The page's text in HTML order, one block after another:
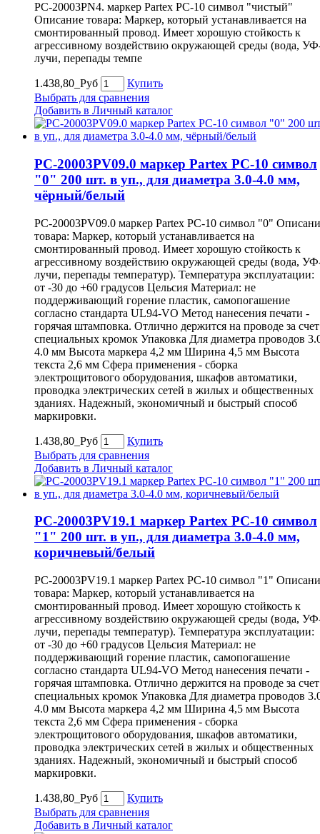
PC-20003PN4. маркер Partex PC-10 символ "чистый"
Описание товара: Маркер, который устанавливается на
смонтированный провод. Имеет хорошую стойкость к
агрессивному воздействию окружающей среды (вода,
лучи, перепады темпе
1.438,80_Руб
Купить
Выбрать для сравнения
Добавить в Личный каталог
PC-20003PV09.0 маркер Partex PC-10 символ
"0" 200 шт. в уп., для диаметра 3.0-4.0 мм,
чёрный/белый
PC-20003PV09.0 маркер Partex PC-10 символ "0"
товара: Маркер, который устанавливается на
смонтированный провод. Имеет хорошую стойкость к
агрессивному воздействию окружающей среды (вода,
лучи, перепады температур). Температура эксплуатации:
от -30 до +60 градусов Цельсия Материал: не
поддерживающий горение пластик, самопогашение
согласно стандарта UL94-VO Метод нанесения печати -
горячая штамповка. Отлично держится на проводе за счет
специальных кромок Упаковка Для диаметра проводов
4.0 мм Высота маркера 4,2 мм Ширина 4,5 мм Высота
текста 2,6 мм Сфера применения - сборка
электрощитового оборудования, шкафов автоматики,
проводка электрических сетей в жилых и общественных
зданиях. Надежный, экономичный и быстрый способ
маркировки.
1.438,80_Руб
Купить
Выбрать для сравнения
Добавить в Личный каталог
PC-20003PV19.1 маркер Partex PC-10 символ
"1" 200 шт. в уп., для диаметра 3.0-4.0 мм,
коричневый/белый
PC-20003PV19.1 маркер Partex PC-10 символ "1"
товара: Маркер, который устанавливается на
смонтированный провод. Имеет хорошую стойкость к
агрессивному воздействию окружающей среды (вода,
лучи, перепады температур). Температура эксплуатации:
от -30 до +60 градусов Цельсия Материал: не
поддерживающий горение пластик, самопогашение
согласно стандарта UL94-VO Метод нанесения печати -
горячая штамповка. Отлично держится на проводе за счет
специальных кромок Упаковка Для диаметра проводов
4.0 мм Высота маркера 4,2 мм Ширина 4,5 мм Высота
текста 2,6 мм Сфера применения - сборка
электрощитового оборудования, шкафов автоматики,
проводка электрических сетей в жилых и общественных
зданиях. Надежный, экономичный и быстрый способ
маркировки.
1.438,80_Руб
Купить
Выбрать для сравнения
Добавить в Личный каталог